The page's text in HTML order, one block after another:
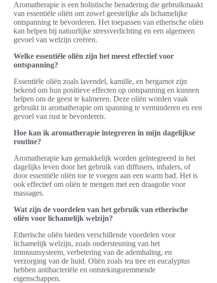
Aromatherapie is een holistische benadering die gebruikmaakt
van essentiële oliën om zowel geestelijke als lichamelijke
ontspanning te bevorderen. Het toepassen van etherische oliën
kan helpen bij natuurlijke stressverlichting en een algemeen
gevoel van welzijn creëren.
Welke essentiële oliën zijn het meest effectief voor
ontspanning?
Essentiële oliën zoals lavendel, kamille, en bergamot zijn
bekend om hun positieve effecten op ontspanning en kunnen
helpen om de geest te kalmeren. Deze oliën worden vaak
gebruikt in aromatherapie om spanning te verminderen en een
gevoel van rust te bevorderen.
Hoe kan ik aromatherapie integreren in mijn dagelijkse
routine?
Aromatherapie kan gemakkelijk worden geïntegreerd in het
dagelijks leven door het gebruik van diffusers, inhalers, of
door essentiële oliën toe te voegen aan een warm bad. Het is
ook effectief om oliën te mengen met een draagolie voor
massages.
Wat zijn de voordelen van het gebruik van etherische
oliën voor lichamelijk welzijn?
Etherische oliën bieden verschillende voordelen voor
lichamelijk welzijn, zoals ondersteuning van het
immuunsysteem, verbetering van de ademhaling, en
verzorging van de huid. Oliën zoals tea tree en eucalyptus
hebben antibacteriële en ontstekingsremmende
eigenschappen.